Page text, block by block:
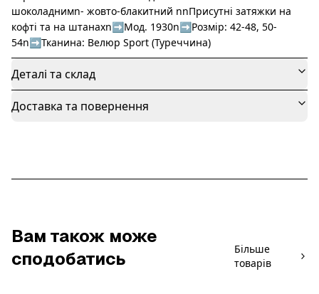
шоколаднимn- жовто-блакитний nnПрисутні затяжки на
кофті та на штанахn➡️Мод. 1930n➡️Розмір: 42-48, 50-
54n➡️Тканина: Велюр Sport (Туреччина)
Деталі та склад
Доставка та повернення
Вам також може
сподобатись
Більше
товарів